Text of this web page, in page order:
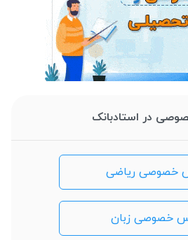
در استادبانک
خصوصی ریاضی
خصوصی زبان